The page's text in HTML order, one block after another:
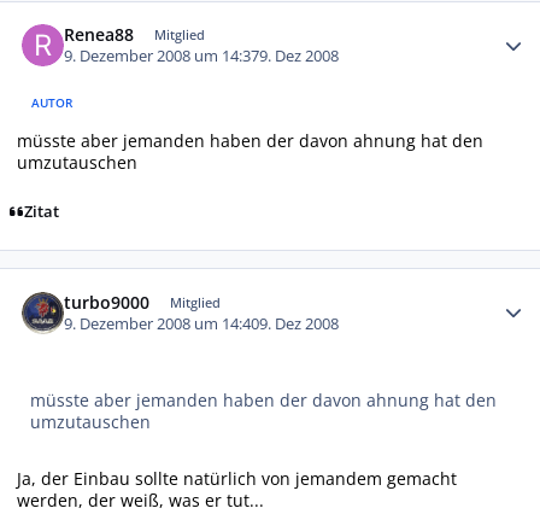
Renea88 Mitglied
9. Dezember 2008 um 14:379. Dez 2008
AUTOR
müsste aber jemanden haben der davon ahnung hat den
umzutauschen
Zitat
turbo9000 Mitglied
9. Dezember 2008 um 14:409. Dez 2008
müsste aber jemanden haben der davon ahnung hat den
umzutauschen
Ja, der Einbau sollte natürlich von jemandem gemacht
werden, der weiß, was er tut...